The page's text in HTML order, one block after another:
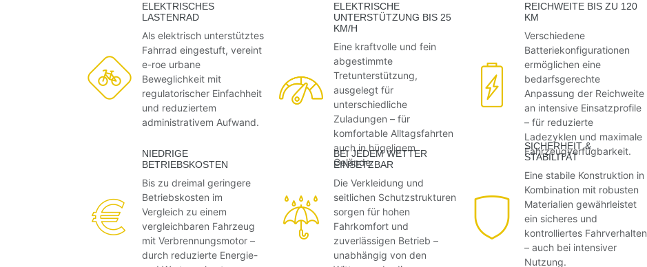
ELEKTRISCHES
LASTENRAD
Als elektrisch unterstütztes
Fahrrad eingestuft, vereint
e-roe urbane
Beweglichkeit mit
regulatorischer Einfachheit
und reduziertem
administrativem Aufwand.
ELEKTRISCHE
UNTERSTÜTZUNG BIS 25
KM/H
Eine kraftvolle und fein
abgestimmte
Tretunterstützung,
ausgelegt für
unterschiedliche
Zuladungen – für
komfortable Alltagsfahrten
auch in hügeligem
Gelände.
REICHWEITE BIS ZU 120
KM
Verschiedene
Batteriekonfigurationen
ermöglichen eine
bedarfsgerechte
Anpassung der Reichweite
an intensive Einsatzprofile
– für reduzierte
Ladezyklen und maximale
Fahrzeugverfügbarkeit.
NIEDRIGE
BETRIEBSKOSTEN
Bis zu dreimal geringere
Betriebskosten im
Vergleich zu einem
vergleichbaren Fahrzeug
mit Verbrennungsmotor –
durch reduzierte Energie-
BEI JEDEM WETTER
EINSETZBAR
Die Verkleidung und
seitlichen Schutzstrukturen
sorgen für hohen
Fahrkomfort und
zuverlässigen Betrieb –
unabhängig von den
SICHERHEIT &
STABILITÄT
Eine stabile Konstruktion in
Kombination mit robusten
Materialien gewährleistet
ein sicheres und
kontrolliertes Fahrverhalten
– auch bei intensiver
Nutzung.